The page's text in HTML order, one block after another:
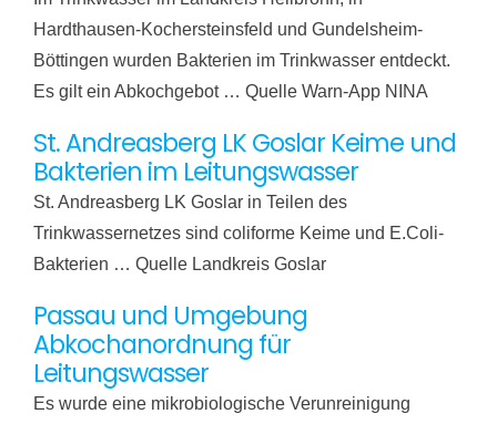
Hardthausen-Kochersteinsfeld und Gundelsheim-
Böttingen wurden Bakterien im Trinkwasser entdeckt.
Es gilt ein Abkochgebot … Quelle Warn-App NINA
St. Andreasberg LK Goslar Keime und
Bakterien im Leitungswasser
St. Andreasberg LK Goslar in Teilen des
Trinkwassernetzes sind coliforme Keime und E.Coli-
Bakterien … Quelle Landkreis Goslar
Passau und Umgebung
Abkochanordnung für
Leitungswasser
Es wurde eine mikrobiologische Verunreinigung